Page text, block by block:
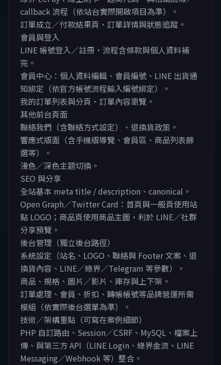
callback 流程（依站台實際開啟項目為準）。
訂單成立／付款結果頁、訂單詳情與狀態追蹤。
會員與登入
LINE 帳號登入／註冊，流程含條款與個人資料補
完。
會員中心：個人資料編輯、會員編號、LINE 出貨通
知綁定（依官方帳號流程輸入編號綁定）。
我的訂單列表與分頁、訂單內容瀏覽。
其他前台頁面
聯絡我們（含聯絡方式設定）、退換貨政策。
響應式版面（含手機版導覽、會員區、商品列表篩
選等）。
淺色／深色主題切換。
SEO 與分享
全站基本 meta title / description、canonical。
Open Graph／Twitter Card：首頁與一般頁使用站
點 LOGO；商品頁使用商品主圖，利於 LINE／社群
分享預覽。
後台管理（獨立後台路徑）
系統設定（站名、LOGO、聯絡與 Footer 文案、退
換貨內容、LINE／綠界／Telegram 等參數）。
商品、規格、圖片／影片、庫存與上下架。
訂單處理、會員、折扣、轉帳帳號等品牌營運所需
模組（依實際後台選單為準）。
技術／架構重點（可寫在案例細節）
PHP 自訂路由、Session／CSRF、MySQL、檔案上
傳、與第三方 API（LINE Login、綠界金流、LINE
Messaging／Webhook 等）整合。